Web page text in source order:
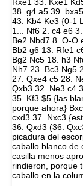
38. g4 a5 39.
43. Kb4 Ke3 {0-1
1... Nf6 2. c4 e6
Be2 Nbd7 8. O-O
Bb2 g6 13. Rfe1
Bg2 Nc5 18. h3
Nh7 23. Bc3 Ng5
27. Qxe4 c5 28.
Qxb3 32. Ne3 c4
35. Kf3 $5 {las
porque ahora}
cxd3 37. Nxc3
36. Qxd3 (36.
picadura del
caballo blanco de
casilla menos
rindieron, porque
caballo en la